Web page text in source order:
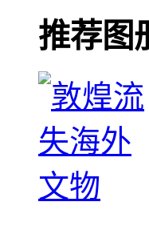
推荐图